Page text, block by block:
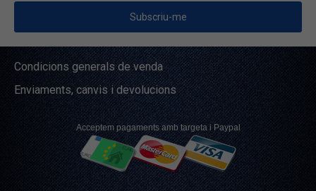
Condicions generals de venda
Enviaments, canvis i devolucions
Acceptem pagaments amb targeta i Paypal